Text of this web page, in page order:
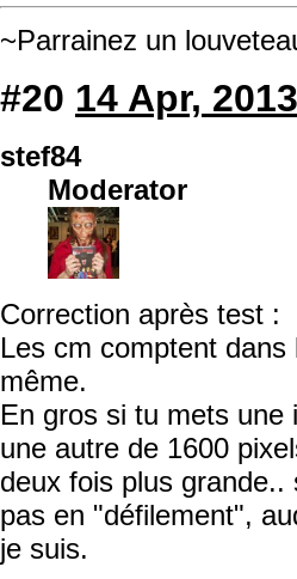
~Parrainez un
#20 14 Apr,
stef84
Moderator
Correction après test :
Les cm comptent
même.
En gros si tu mets une
une autre de 1600
deux fois plus
pas en "défilement",
je suis.